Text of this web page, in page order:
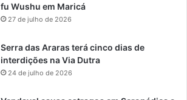
fu Wushu em Maricá
27 de julho de 2026
Serra das Araras terá cinco dias de
interdições na Via Dutra
24 de julho de 2026